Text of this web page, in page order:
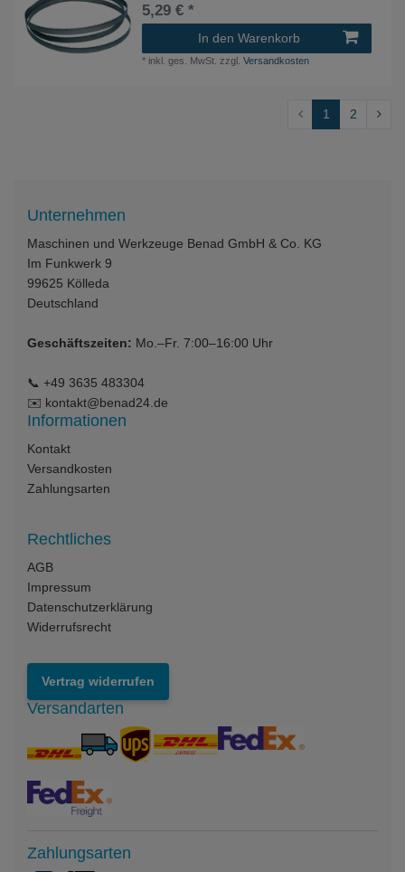
5,29 € *
In den Warenkorb
* inkl. ges. MwSt. zzgl.Versandkosten
1 2
Unternehmen
Maschinen und Werkzeuge Benad GmbH & Co. KG
Im Funkwerk 9
99625 Kölleda
Deutschland
Geschäftszeiten: Mo.–Fr. 7:00–16:00 Uhr
📞 +49 3635 483304
✉️ kontakt@benad24.de
Informationen
Kontakt
Versandkosten
Zahlungsarten
Rechtliches
AGB
Impressum
Datenschutzerklärung
Widerrufsrecht
Vertrag widerrufen
Versandarten
Zahlungsarten